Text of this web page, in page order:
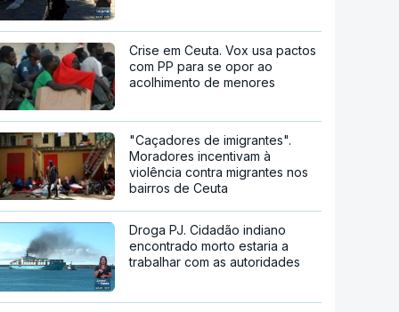
Crise em Ceuta. Vox usa pactos
com PP para se opor ao
acolhimento de menores
"Caçadores de imigrantes".
Moradores incentivam à
violência contra migrantes nos
bairros de Ceuta
Droga PJ. Cidadão indiano
encontrado morto estaria a
trabalhar com as autoridades